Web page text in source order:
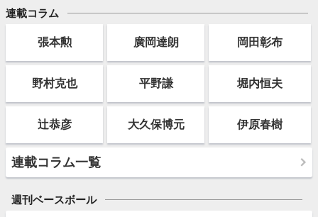
連載コラム
張本勲 廣岡達朗 岡田彰布
野村克也 平野謙 堀内恒夫
辻恭彦 大久保博元 伊原春樹
連載コラム一覧
週刊ベースボール